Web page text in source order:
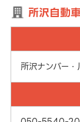
所沢自動
所沢ナンバー・